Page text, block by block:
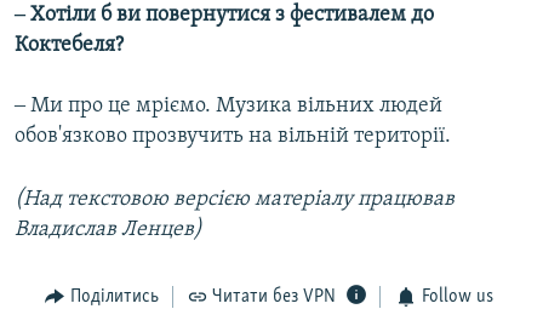
‒ Хотіли б ви повернутися з фестивалем до
Коктебеля?
‒ Ми про це мріємо. Музика вільних людей
обов'язково прозвучить на вільній території.
(Над текстовою версією матеріалу працював
Владислав Ленцев)
Поділитись Читати без VPN Follow us